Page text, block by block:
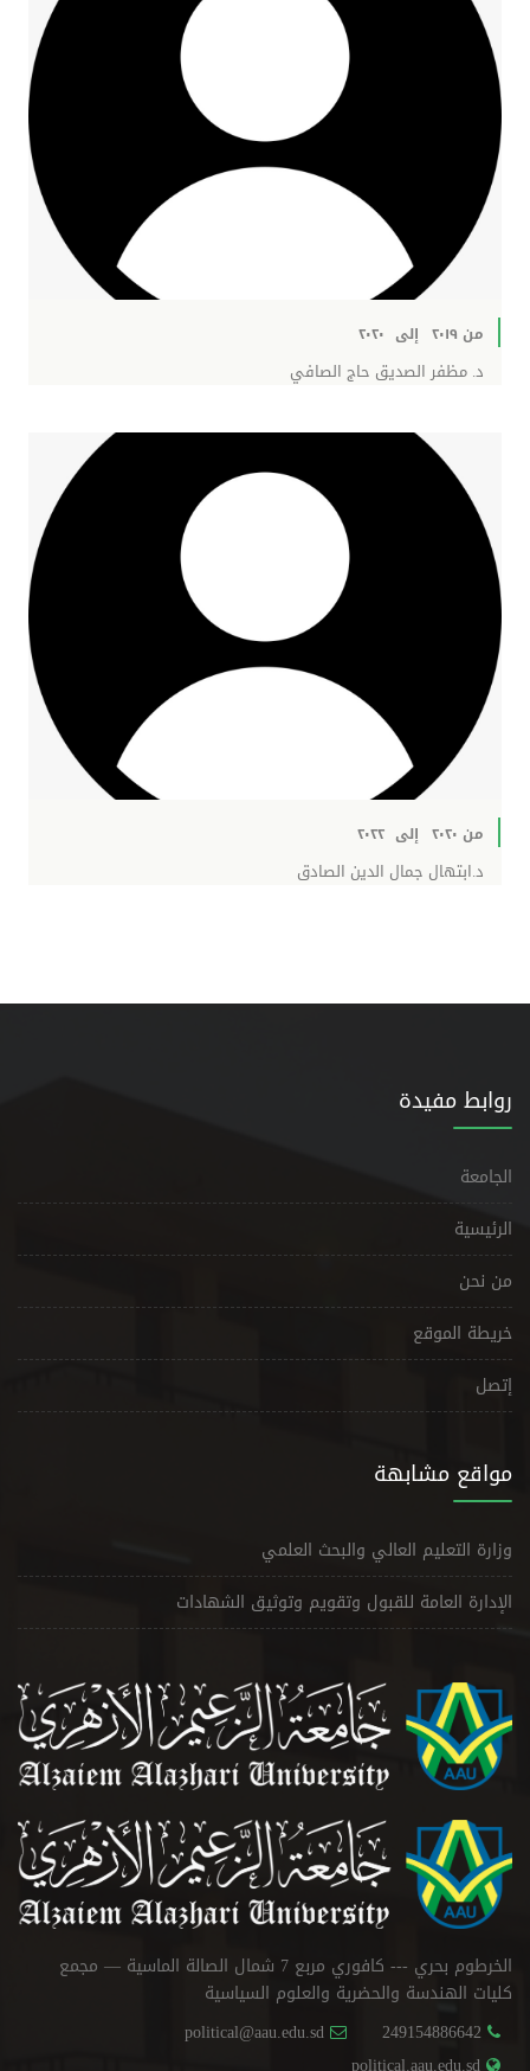
من ٢٠١٩ إلى ٢٠٢٠
د. مظفر الصديق حاج الصافي
من ٢٠٢٠ إلى ٢٠٢٢
د.ابتهال جمال الدين الصادق
روابط مفيدة
الجامعة
الرئيسية
من نحن
خريطة الموقع
إتصل
مواقع مشابهة
وزارة التعليم العالي والبحث العلمي
الإدارة العامة للقبول وتقويم وتوثيق الشهادات
الخرطوم بحري --- كافوري مربع 7 شمال الصالة الماسية — مجمع
كليات الهندسة والحضرية والعلوم السياسية
249154886642
political@aau.edu.sd